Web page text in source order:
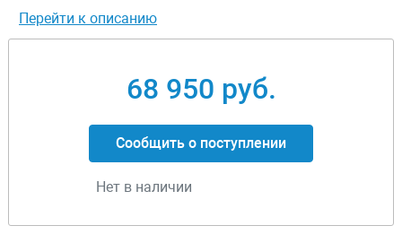
Перейти к описанию
68 950 руб.
Сообщить о поступлении
Нет в наличии